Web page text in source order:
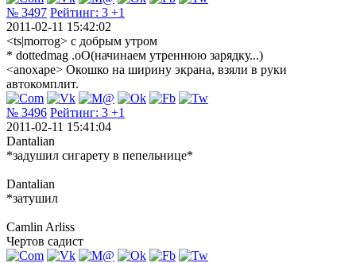
№ 3497 Рейтинг: 3 +1
2011-02-11 15:42:02
<ts|morrog> с добрым утром
* dottedmag .oO(начинаем утреннюю зарядку...)
<anoxape> Окошко на ширину экрана, взяли в руки
автокомплит.
№ 3496 Рейтинг: 3 +1
2011-02-11 15:41:04
Dantalian
*задушил сигарету в пепельнице*
Dantalian
*затушил
Camlin Arliss
Чертов садист